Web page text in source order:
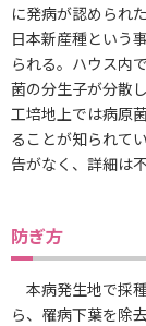
に発病が認められ
日本新産種という
られる。ハウス内
菌の分生子が分散
工培地上では病原
ることが知られて
告がなく、詳細は
防ぎ方
本病発生地で採
ら、罹病下葉を除